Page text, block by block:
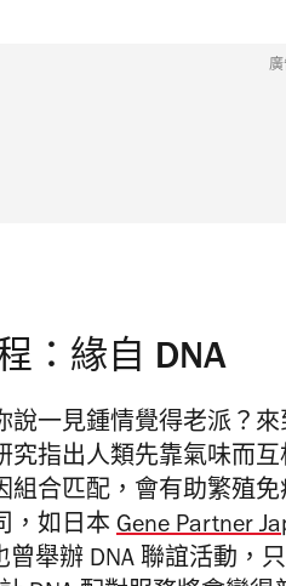
廣
：緣自 DNA
說一見鍾情覺得老派？
究指出人類先靠氣味而
組合匹配，會有助繁殖
，如日本 Gene Partner
曾舉辦 DNA 聯誼活動，